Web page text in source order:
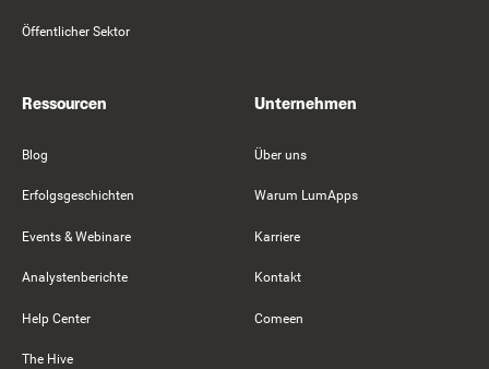
Öffentlicher Sektor
Ressourcen
Blog
Erfolgsgeschichten
Events & Webinare
Analystenberichte
Help Center
The Hive
Unternehmen
Über uns
Warum LumApps
Karriere
Kontakt
Comeen